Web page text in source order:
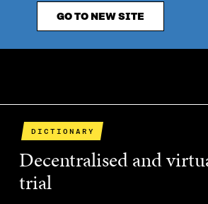
GO TO NEW SITE
DICTIONARY
Decentralised and
trial